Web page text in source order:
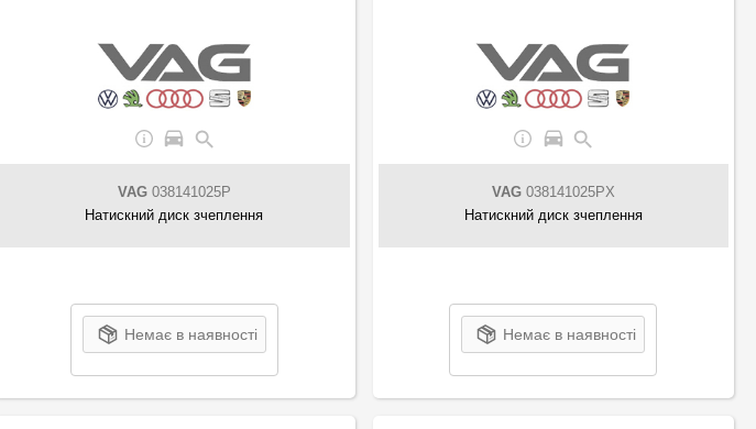
VAG038141025P
Натискний диск зчеплення
Немає в наявності
VAG038141025PX
Натискний диск зчеплення
Немає в наявності